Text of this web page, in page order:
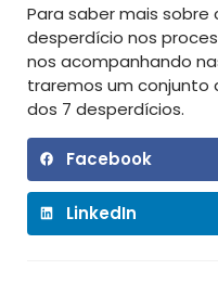
Para saber mais
desperdício nos
nos acompanhando
traremos um conjunto
dos 7 desperdícios.
Facebook
LinkedIn